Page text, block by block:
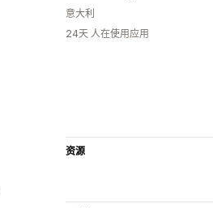
意大利
24天 人在使用应用
资源